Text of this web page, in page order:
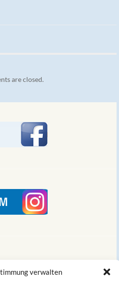
verwalten
are closed.